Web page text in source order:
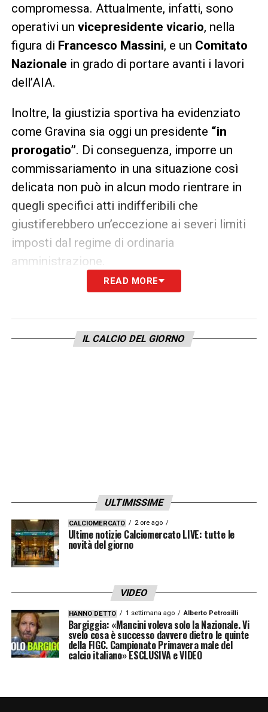
compromessa. Attualmente, infatti, sono
operativi un vicepresidente vicario, nella
figura di Francesco Massini, e un Comitato
Nazionale in grado di portare avanti i lavori
dell’AIA.
Inoltre, la giustizia sportiva ha evidenziato
come Gravina sia oggi un presidente “in
prorogatio”. Di conseguenza, imporre un
commissariamento in una situazione così
delicata non può in alcun modo rientrare in
quegli specifici atti indifferibili che
giustiferebbero un’eccezione ai severi limiti
imposti dal regime di ordinaria
amministrazione.
Corsa contro il tempo: nomine
La decisione del Coni apre ora scenari
Il problema maggiore è ora rappresentato dal
calendario. Non ci sono i tempi tecnici
affinché il nuovo presidente possa occuparsi
serenamente delle
che solitamente vengono ratificate all’inizio
del mese di luglio. Considerando, infine, la
richiesta formale recapitata alla FIGC proprio
da Massini, in cui si invocava un netto
READ MORE
IL CALCIO DEL GIORNO
ULTIMISSIME
CALCIOMERCATO 2 ore ago
Ultime notizie Calciomercato LIVE: tutte le
novità del giorno
VIDEO
HANNO DETTO 1 settimana ago Alberto Petrosilli
Bargiggia: «Mancini voleva solo la Nazionale. Vi
svelo cosa è successo davvero dietro le quinte
della FIGC. Campionato Primavera male del
calcio italiano» ESCLUSIVA e VIDEO